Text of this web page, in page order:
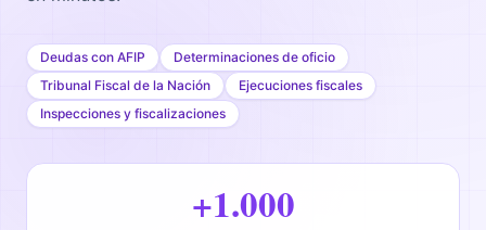
Deudas con AFIP
Determinaciones de oficio
Tribunal Fiscal de la Nación
Ejecuciones fiscales
Inspecciones y fiscalizaciones
+1.000